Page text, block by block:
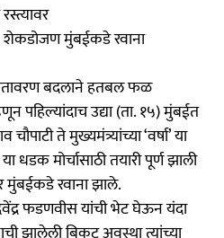
शेकडोजण मुंबईकडे रवाना
बदलाने हतबल फळ
पहिल्यांदाच उद्या (ता. १५) मुंबईत
ते मुख्यमंत्र्यांच्या ‘वर्षा’ या
धडक मोर्चासाठी तयारी पूर्ण झाली
मुंबईकडे रवाना झाले.
देवेंद्र फडणवीस यांची भेट घेऊन यंदा